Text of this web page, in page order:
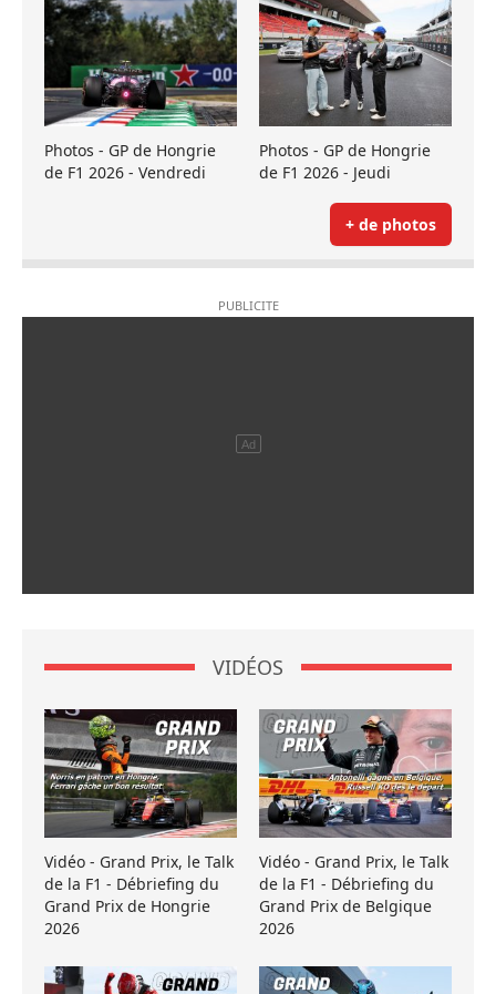
Photos - GP de Hongrie
de F1 2026 - Vendredi
Photos - GP de Hongrie
de F1 2026 - Jeudi
+ de photos
VIDÉOS
Vidéo - Grand Prix, le Talk
de la F1 - Débriefing du
Grand Prix de Hongrie
2026
Vidéo - Grand Prix, le Talk
de la F1 - Débriefing du
Grand Prix de Belgique
2026